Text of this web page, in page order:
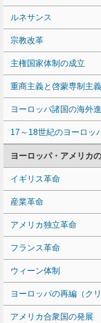
ルネサンス
宗教改革
主権国家体制の成立
重商主義と啓蒙専制主義
ヨーロッパ諸国の海外
17～18世紀のヨーロッ
ヨーロッパ・アメリカ
イギリス革命
産業革命
アメリカ独立革命
フランス革命
ウィーン体制
ヨーロッパの再編（ク
アメリカ合衆国の発展